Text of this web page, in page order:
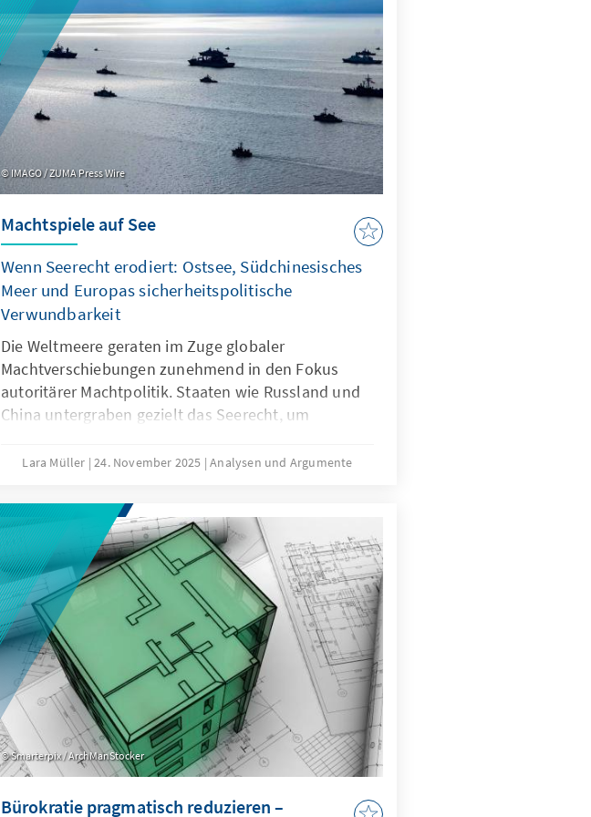
IMAGO / ZUMA Press Wire
Machtspiele auf See
Wenn Seerecht erodiert: Ostsee, Südchinesisches
Meer und Europas sicherheitspolitische
Verwundbarkeit
Die Weltmeere geraten im Zuge globaler
Machtverschiebungen zunehmend in den Fokus
autoritärer Machtpolitik. Staaten wie Russland und
China untergraben gezielt das Seerecht, um
die als „Lawfare“ bekannt ist. In der Ostsee zeigen
Südchinesischen Meer demonstriert China, wie
Recht zur Machtfrage wird. Beide Fälle
verdeutlichen: Wo das Seerecht unterwandert wird,
geraten Europas Sicherheit, Handlungsfähigkeit und
die regelbasierte Ordnung ins Wanken.
Lara Müller 24. November 2025 Analysen und Argumente
Smarterpix / ArchManStocker
Bürokratie pragmatisch reduzieren –